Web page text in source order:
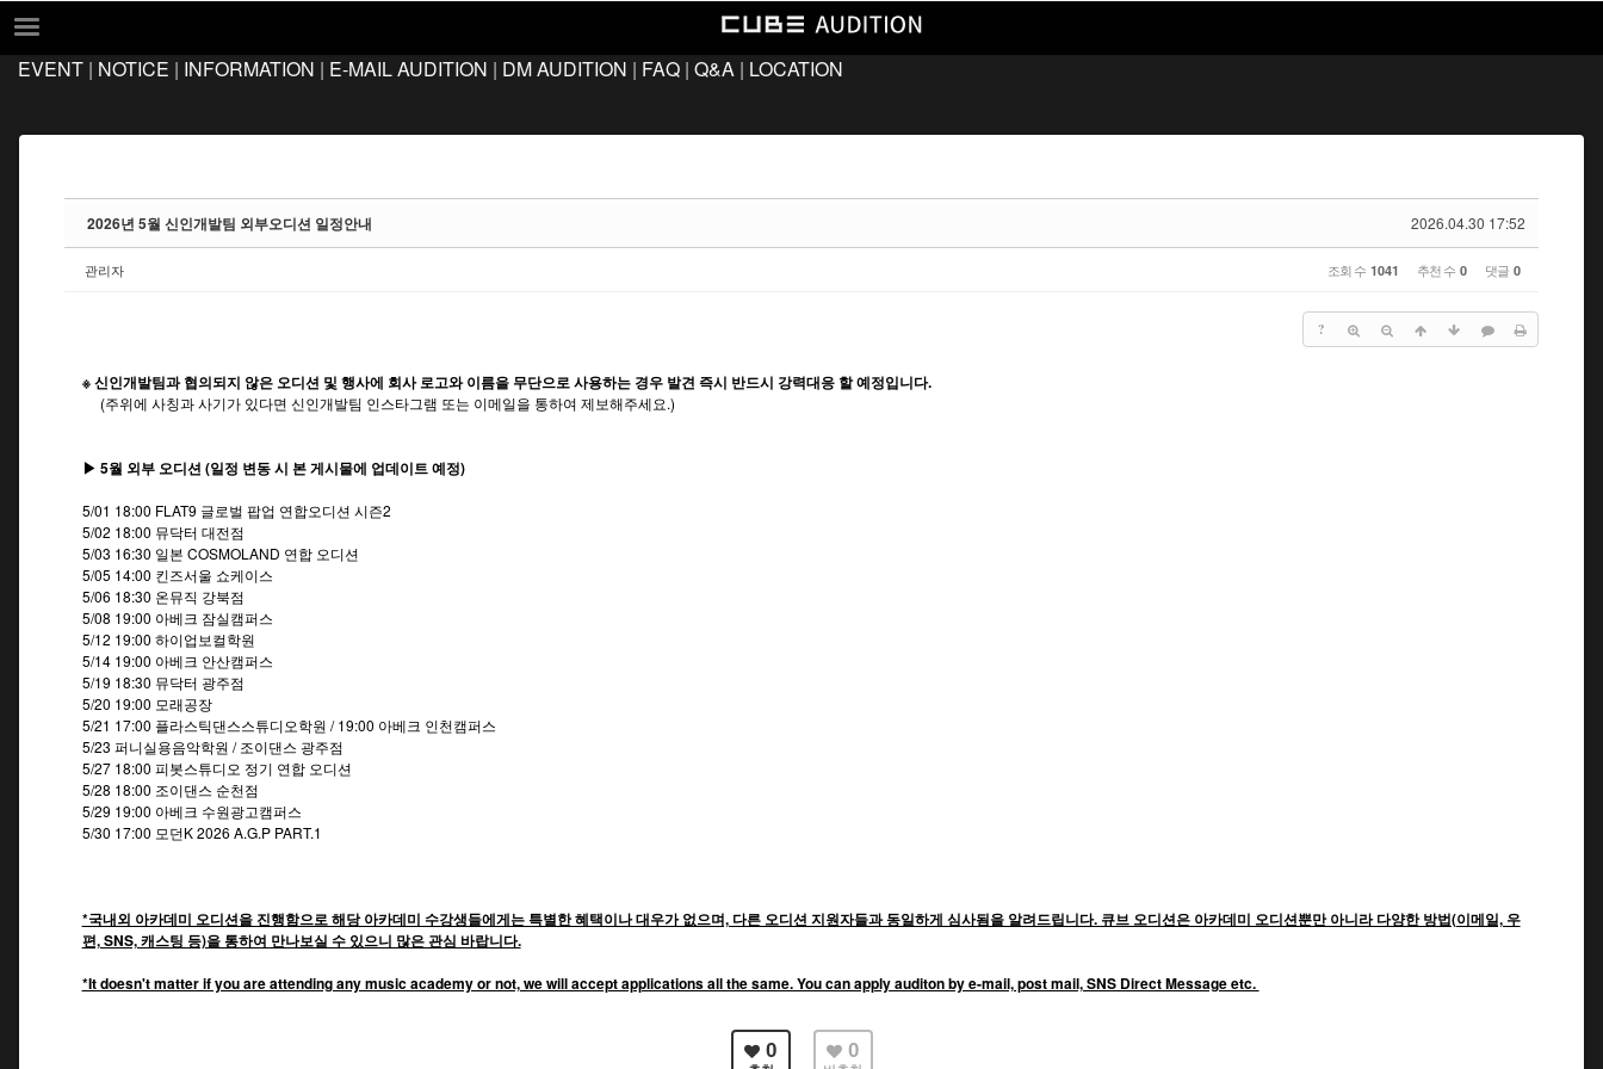
EVENT
E-MAIL AUDITION
DM AUDITION
LOCATION
EVENT | NOTICE | INFORMATION | E-MAIL AUDITION | DM AUDITION | FAQ | Q&A | LOCATION
2026.04.30 17:52
2026년 5월 신인개발팀 외부오디션 일정안내
관리자 조회 수 1041 추천 수 0 댓글 0
?
※ 신인개발팀과 협의되지 않은 오디션 및 행사에 회사 로고와 이름을 무단으로 사용하는 경우 발견 즉시 반드시 강력대응 할 예정입니다.
(주위에 사칭과 사기가 있다면 신인개발팀 인스타그램 또는 이메일을 통하여 제보해주세요.)
▶ 5월 외부 오디션 (일정 변동 시 본 게시물에 업데이트 예정)
5/01 18:00 FLAT9 글로벌 팝업 연합오디션 시즌2
5/02 18:00 뮤닥터 대전점
5/03 16:30 일본 COSMOLAND 연합 오디션
5/05 14:00 킨즈서울 쇼케이스
5/06 18:30 온뮤직 강북점
5/08 19:00 아베크 잠실캠퍼스
5/12 19:00 하이업보컬학원
5/14 19:00 아베크 안산캠퍼스
5/19 18:30 뮤닥터 광주점
5/20 19:00 모래공장
5/21 17:00 플라스틱댄스스튜디오학원 / 19:00 아베크 인천캠퍼스
5/23 퍼니실용음악학원 / 조이댄스 광주점
5/27 18:00 피봇스튜디오 정기 연합 오디션
5/28 18:00 조이댄스 순천점
5/29 19:00 아베크 수원광고캠퍼스
5/30 17:00 모던K 2026 A.G.P PART.1
*국내외 아카데미 오디션을 진행함으로 해당 아카데미 수강생들에게는 특별한 혜택이나 대우가 없으며, 다른 오디션 지원자들과 동일하게 심사됨을 알려드립니다. 큐브 오디션은 아카데미 오디션뿐만 아니라 다양한 방법(이메일, 우
편, SNS, 캐스팅 등)을 통하여 만나보실 수 있으니 많은 관심 바랍니다.
*It doesn't matter if you are attending any music academy or not, we will accept applications all the same. You can apply auditon by e-mail, post mail, SNS Direct Message etc.
0 0